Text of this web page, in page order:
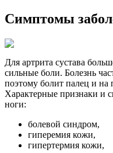
Симптомы
Для артрита сустава
сильные боли. Болезнь
поэтому болит палец и на
Характерные признаки и
ноги:
болевой синдром,
гиперемия кожи,
гипертермия кожи,